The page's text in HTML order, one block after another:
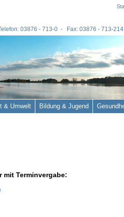
mit Terminvergabe:
03876 - 713-0 - Fax: 03876 - 713-214
& Umwelt Bildung & Jugend